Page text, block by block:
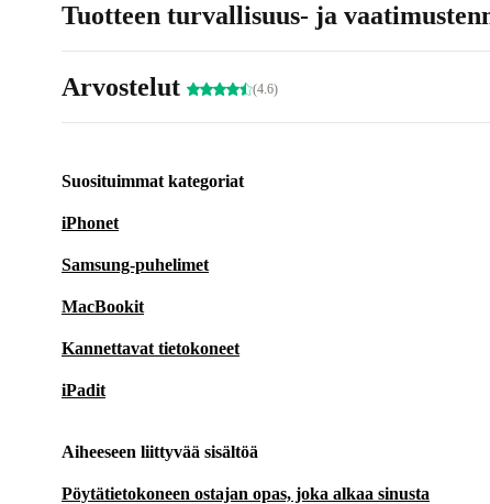
Tuotteen turvallisuus- ja
Arvostelut (4.6)
Suosituimmat kategoriat
iPhonet
Samsung-puhelimet
MacBookit
Kannettavat tietokoneet
iPadit
Aiheeseen liittyvää sisältöä
Pöytätietokoneen ostajan opas, joka alkaa sinusta